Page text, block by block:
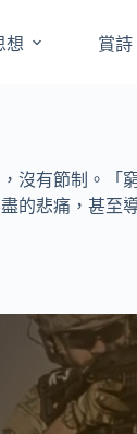
想 賞詩
沒有節制。
的悲痛，甚至